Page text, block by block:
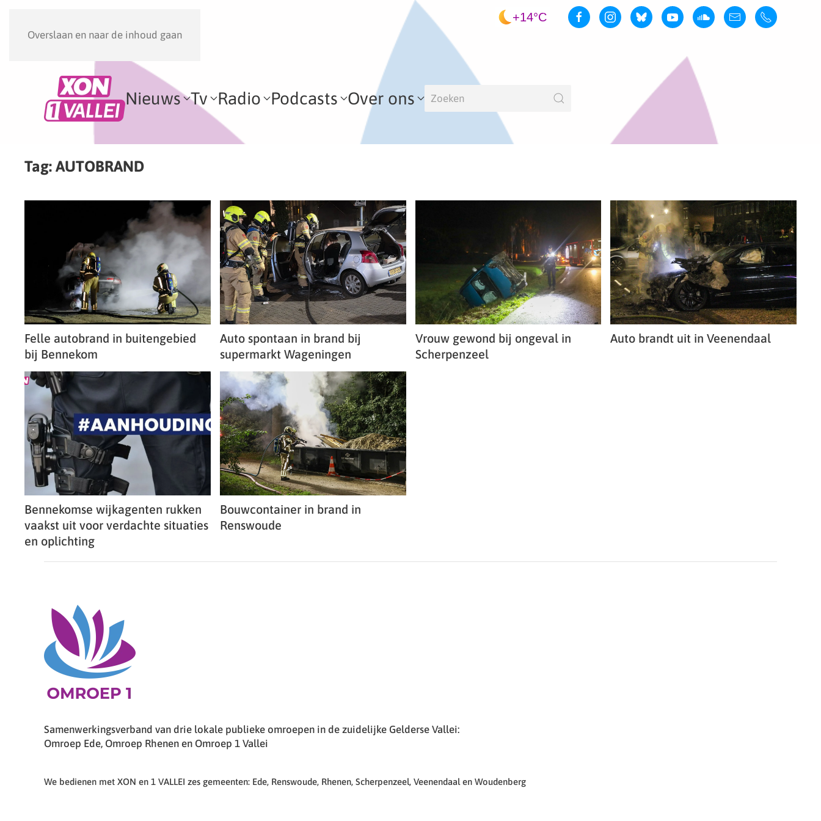
Overslaan en naar de inhoud gaan
+14°C
Nieuws Tv Radio Podcasts Over ons
Tag: AUTOBRAND
Felle autobrand in buitengebied
bij Bennekom
Auto spontaan in brand bij
supermarkt Wageningen
Vrouw gewond bij ongeval in
Scherpenzeel
Auto brandt uit in Veenendaal
Bennekomse wijkagenten rukken
vaakst uit voor verdachte situaties
en oplichting
Bouwcontainer in brand in
Renswoude
Samenwerkingsverband van drie lokale publieke omroepen in de zuidelijke Gelderse Vallei:
Omroep Ede, Omroep Rhenen en Omroep 1 Vallei
We bedienen met XON en 1 VALLEI zes gemeenten: Ede, Renswoude, Rhenen, Scherpenzeel, Veenendaal en Woudenberg